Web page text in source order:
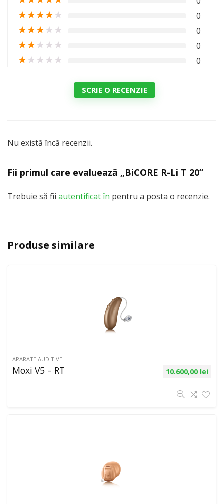
★★★★★ 0
★★★★★ 0
★★★★★ 0
★★★★★ 0
SCRIE O RECENZIE
Nu există încă recenzii.
Fii primul care evaluează „BiCORE R-Li T 20”
Trebuie să fii autentificat în pentru a posta o recenzie.
Produse similare
APARATE AUDITIVE
Moxi V5 – RT 10.600,00 lei